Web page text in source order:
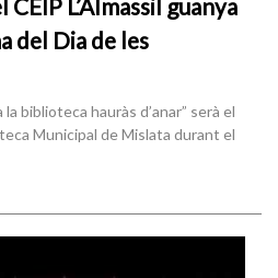
CEIP L’Almassil guanya
del Dia de les
la biblioteca hauràs d’anar” serà el
Municipal de Mislata durant el